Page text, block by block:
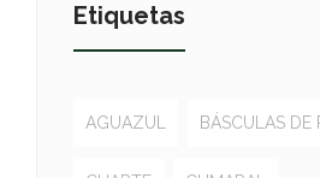
Etiquetas
AGUAZUL BÁSCULAS DE